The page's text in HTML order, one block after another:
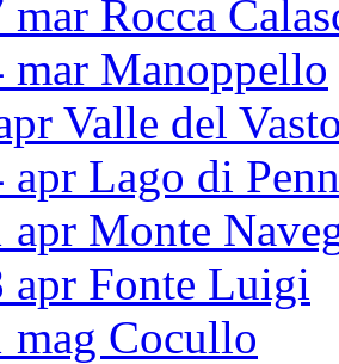
mar Rocca
mar Manoppello
Valle del
apr Lago di
apr Monte
apr Fonte Luigi
mag Cocullo